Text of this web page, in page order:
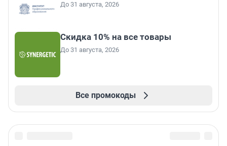
До 31 августа, 2026
Скидка 10% на все товары
До 31 августа, 2026
Все промокоды